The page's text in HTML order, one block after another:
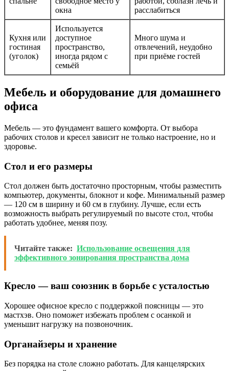
окна
расслабиться
Кухня или
гостиная
(уголок)
Используется
доступное
пространство,
иногда рядом с
семьёй
Много шума и
отвлечений, неудобно
при приёме гостей
Мебель и оборудование для домашнего
офиса
Мебель — это фундамент вашего комфорта. От выбора
рабочих столов и кресел зависит не только настроение, но и
здоровье.
Стол и его размеры
Стол должен быть достаточно просторным, чтобы разместить
компьютер, документы, блокнот и кофе. Минимальный размер
— 120 см в ширину и 60 см в глубину. Лучше, если есть
возможность выбрать регулируемый по высоте стол, чтобы
работать удобнее, меняя позу.
Читайте также: Использование освещения для
эффективного зонирования пространства дома
Кресло — ваш союзник в борьбе с усталостью
Хорошее офисное кресло с поддержкой поясницы — это
мастхэв. Оно поможет избежать проблем с осанкой и
уменьшит нагрузку на позвоночник.
Органайзеры и хранение
Без порядка на столе сложно работать. Для канцелярских